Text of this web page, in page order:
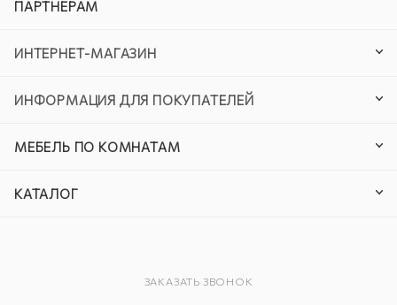
ПАРТНЕРАМ
ИНТЕРНЕТ-МАГАЗИН
ИНФОРМАЦИЯ ДЛЯ ПОКУПАТЕЛЕЙ
МЕБЕЛЬ ПО КОМНАТАМ
КАТАЛОГ
ЗАКАЗАТЬ ЗВОНОК